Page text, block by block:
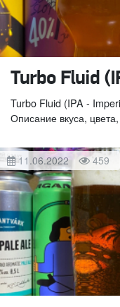
Turbo Fluid
Turbo Fluid (IPA -
Описание вкуса,
11.06.2022 459